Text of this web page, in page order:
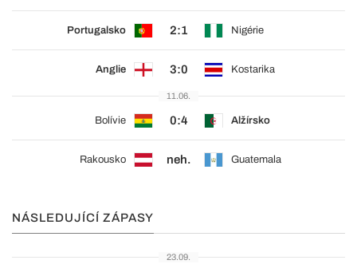
Portugalsko 2:1 Nigérie
Anglie 3:0 Kostarika
11.06.
Bolívie 0:4 Alžírsko
Rakousko neh. Guatemala
NÁSLEDUJÍCÍ ZÁPASY
23.09.